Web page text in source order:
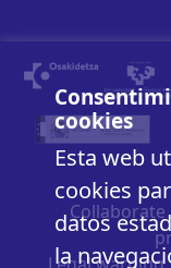
cookies
Esta web
cookies
datos
la
Collaborate